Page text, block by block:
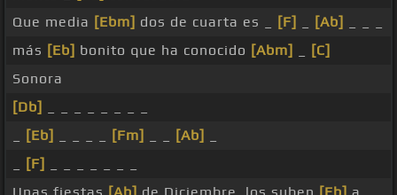
Que media [Ebm] dos de cuarta es _ [F] [Ab]
más [Eb] bonito que ha conocido [Abm]
[C]
Sonora
[Db]
[Eb] [Fm] [Ab]
[F]